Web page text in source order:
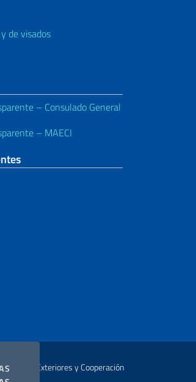
COOKIES
de visados
– Consulado General
– MAECI
Exteriores y Cooperación